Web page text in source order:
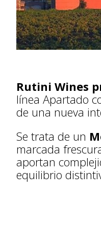
Rutini Wines
línea Apartado
de una nueva
Se trata de un
marcada
aportan
equilibrio